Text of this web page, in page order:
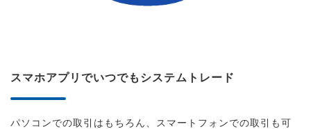
スマホアプリでいつでもシステムトレード
パソコンでの取引はもちろん、スマートフォンでの取引も可